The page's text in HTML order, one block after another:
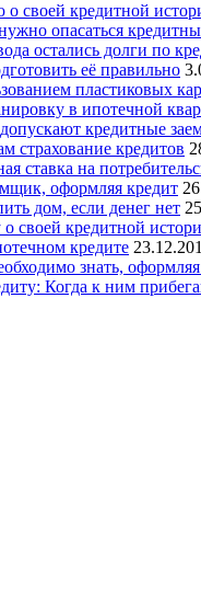
своей кредитной
опасаться
остались долги по
её правильно
пластиковых
в ипотечной
кредитные
страхование кредитов
ставка на
оформляя кредит
дом, если денег нет
своей кредитной
кредите
знать,
Когда к ним